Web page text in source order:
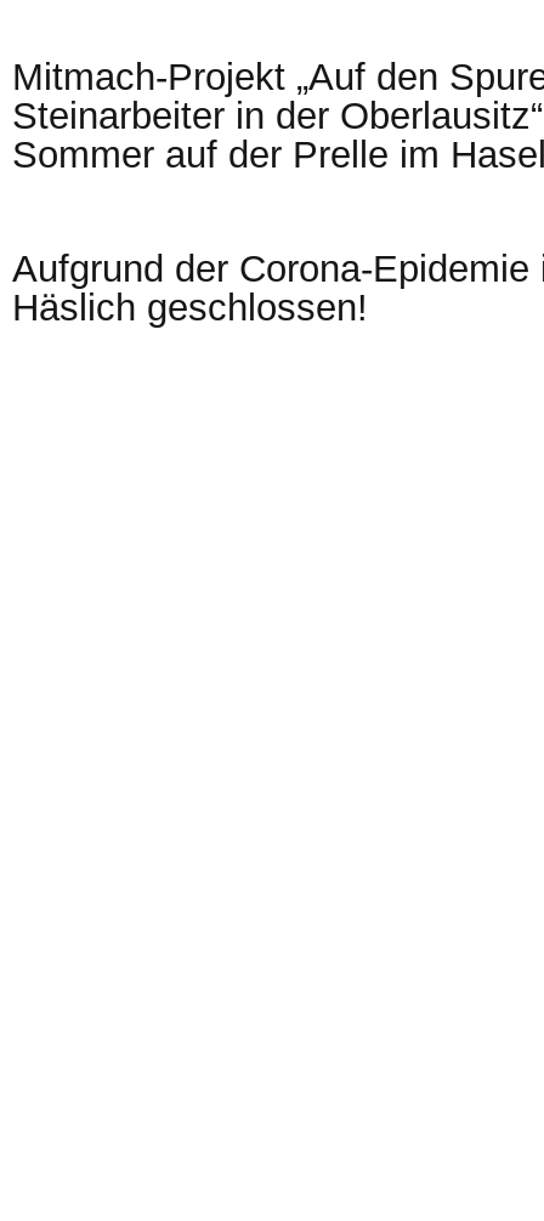
Mitmach-Projekt „Auf den
Steinarbeiter in der
Sommer auf der Prelle im
Aufgrund der Corona-
Häslich geschlossen!